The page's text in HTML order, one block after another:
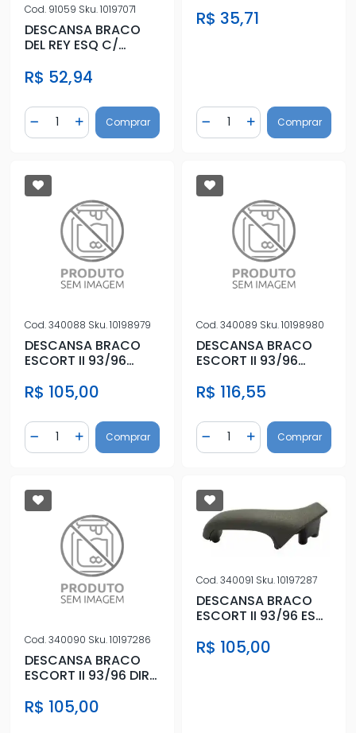
Cod. 91059 Sku.10197071
DESCANSA BRACO
DEL REY ESQ C/
R$ 52,94
Diminuir Quantidade
Quantidade
Adicionar Quantidade
Comprar
R$ 35,71
Diminuir Quantidade
Quantidade
AdicionarComprar
Cod.340088 Sku.10198979
DESCANSA BRACO
ESCORT II 93/96
R$ 105,00
Diminuir Quantidade
Quantidade
Adicionar Quantidade
Comprar
Cod.340089 Sku.10198980
DESCANSA BRACO
ESCORT II 93/96
R$ 116,55
Diminuir Quantidade
Quantidade
AdicionarComprar
Cod.340090 Sku.10197286
DESCANSA BRACO
ESCORT II 93/96 DIR
R$ 105,00
Cod.340091 Sku.10197287
DESCANSA BRACO
ESCORT II 93/96 ESQ
R$ 105,00